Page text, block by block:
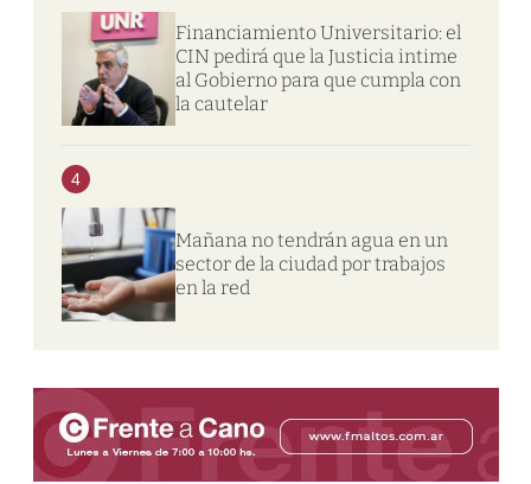
Financiamiento Universitario: el
CIN pedirá que la Justicia intime
al Gobierno para que cumpla con
la cautelar
4
Mañana no tendrán agua en un
sector de la ciudad por trabajos
en la red